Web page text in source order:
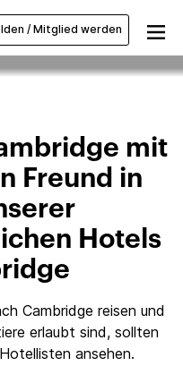
/ Mitglied werden
mit
Freund in
Hotels
Cambridge reisen und
erlaubt sind, sollten
ansehen.